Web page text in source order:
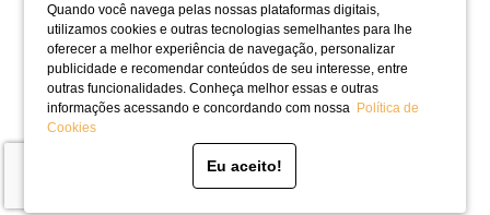
Quando você navega pelas nossas plataformas digitais,
utilizamos cookies e outras tecnologias semelhantes para lhe
oferecer a melhor experiência de navegação, personalizar
publicidade e recomendar conteúdos de seu interesse, entre
outras funcionalidades. Conheça melhor essas e outras
informações acessando e concordando com nossa Política de
Cookies
Eu aceito!
LOCALIZAÇÃO